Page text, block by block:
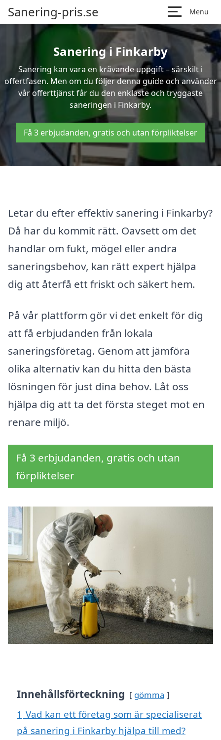
Sanering-pris.se Menu
Sanering i Finkarby
Sanering kan vara en krävande uppgift – särskilt i
offertfasen. Men om du följer denna guide och använder
vår offerttjänst får du den enklaste och tryggaste
saneringen i Finkarby.
Få 3 erbjudanden, gratis och utan förpliktelser
Letar du efter effektiv sanering i Finkarby?
Då har du kommit rätt. Oavsett om det
handlar om fukt, mögel eller andra
saneringsbehov, kan rätt expert hjälpa
dig att återfå ett friskt och säkert hem.
På vår plattform gör vi det enkelt för dig
att få erbjudanden från lokala
saneringsföretag. Genom att jämföra
olika alternativ kan du hitta den bästa
lösningen för just dina behov. Låt oss
hjälpa dig att ta det första steget mot en
renare miljö.
Få 3 erbjudanden, gratis och utan
förpliktelser
Innehållsförteckning gömma
1 Vad kan ett företag som är specialiserat
på sanering i Finkarby hjälpa till med?